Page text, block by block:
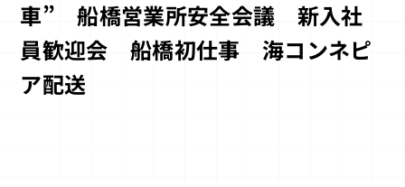
車” 船橋営業所安全会議 新入社
員歓迎会 船橋初仕事 海コンネピ
ア配送